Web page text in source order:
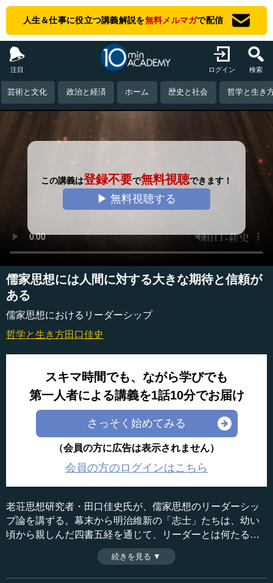
人生＆仕事に役立つ講義解説を無料メルマガで配信
注目 ログイン 検索
芸術と文化 政治と経済 ホーム 歴史と社会 哲学と生き
この講義は登録不要で無料視聴できます！
▶ 無料視聴する
儒家思想には人間に対する大きな期待と信頼が
ある
儒家思想におけるリーダーシップ
哲学と生き方田口佳史
スキマ時間でも、ながら学びでも
第一人者による講義を1話10分でお届け
さっそく始めてみる
（会員の方に広告は表示されません）
会員の方のログインはこちら
老荘思想研究者・田口佳史氏が、儒家思想のリーダーシッ
プ論を講ずる。幕末から明治維新の「志士」たちは、幼い
頃から親しんだ四書五経を通じて、リーダーとは何たるか
を身に付けた。現代人も、彼らが学んだ東洋思想や哲学の
伝統に立ち返り、グローバル社会におけるリーダー像を再
確認しなければならない。（第１話目）
収録日：2015年2月27日
続きを見る ▼